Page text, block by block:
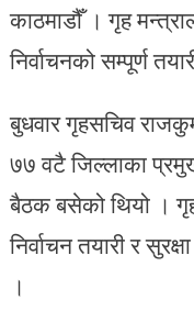
काठमाडौँ । गृह
निर्वाचनको सम्पूर्ण
बुधवार गृहसचिव
७७ वटै जिल्लाका
बैठक बसेको थियो ।
निर्वाचन तयारी र
।